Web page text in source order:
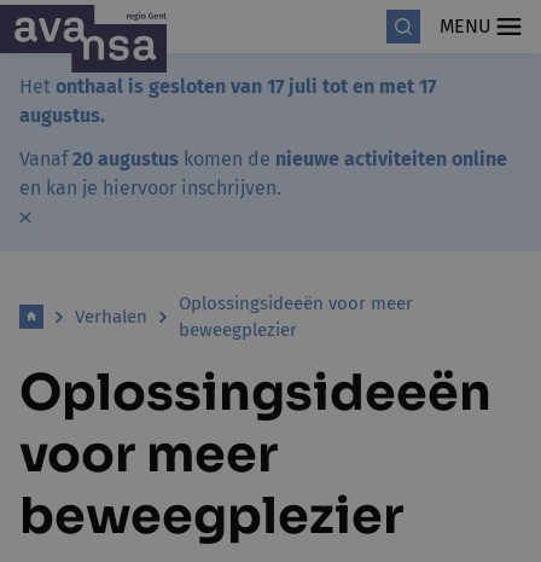
MENU
Het onthaal is gesloten van 17 juli tot en met 17
augustus.
Vanaf20 augustus komen de nieuwe activiteiten online
en kan je hiervoor inschrijven.
Verhalen
Oplossingsideeën voor meer
beweegplezier
Oplossingsideeën
voor meer
beweegplezier